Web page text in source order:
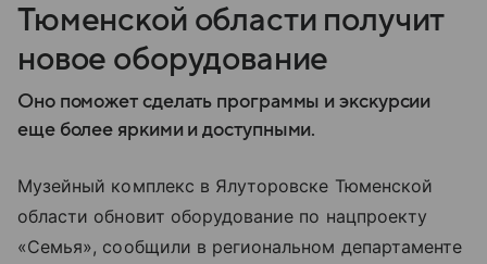
Тюменской области получит
новое оборудование
Оно поможет сделать программы и экскурсии
еще более яркими и доступными.
Музейный комплекс в Ялуторовске Тюменской
области обновит оборудование по нацпроекту
«Семья», сообщили в региональном департаменте